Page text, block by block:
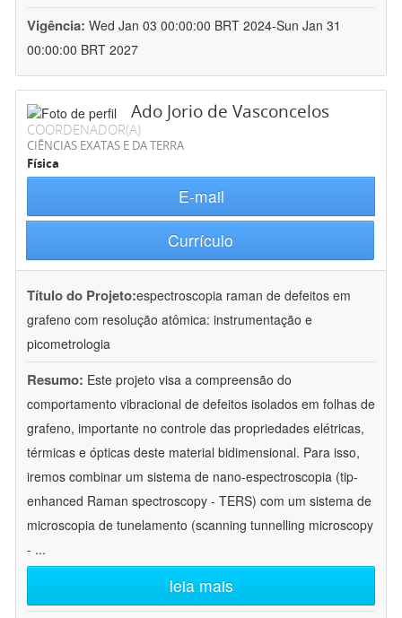
Vigência: Wed Jan 03 00:00:00 BRT 2024-Sun Jan 31
00:00:00 BRT 2027
Ado Jorio de Vasconcelos
COORDENADOR(A)
CIÊNCIAS EXATAS E DA TERRA
Física
E-mail
Currículo
Título do Projeto:espectroscopia raman de defeitos em
grafeno com resolução atômica: instrumentação e
picometrologia
Resumo: Este projeto visa a compreensão do
comportamento vibracional de defeitos isolados em folhas de
grafeno, importante no controle das propriedades elétricas,
térmicas e ópticas deste material bidimensional. Para isso,
iremos combinar um sistema de nano-espectroscopia (tip-
enhanced Raman spectroscopy - TERS) com um sistema de
microscopia de tunelamento (scanning tunnelling microscopy
- ...
leia mais